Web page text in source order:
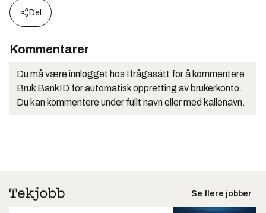
Del
Kommentarer
Du må være innlogget hos Ifrågasätt for å kommentere.
Bruk BankID for automatisk oppretting av brukerkonto.
Du kan kommentere under fullt navn eller med kallenavn.
Se flere jobber